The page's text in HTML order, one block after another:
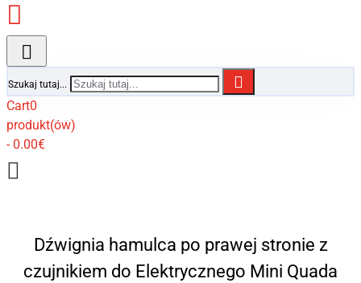
Szukaj tutaj...
Cart0
produkt(ów)
- 0.00€
Dźwignia hamulca po prawej stronie z
czujnikiem do Elektrycznego Mini Quada